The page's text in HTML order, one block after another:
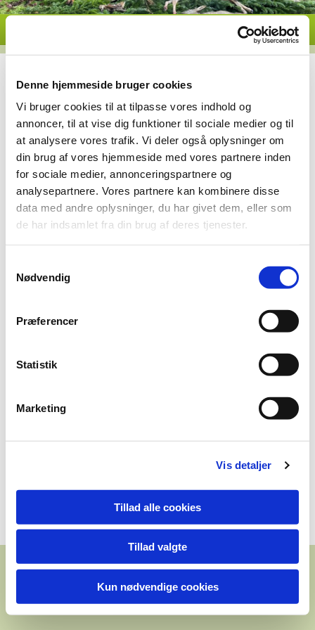
Denne hjemmeside bruger cookies
Vi bruger cookies til at tilpasse vores indhold og
annoncer, til at vise dig funktioner til sociale medier og til
at analysere vores trafik. Vi deler også oplysninger om
din brug af vores hjemmeside med vores partnere inden
for sociale medier, annonceringspartnere og
analysepartnere. Vores partnere kan kombinere disse
data med andre oplysninger, du har givet dem, eller som
de har indsamlet fra din brug af deres tjenester.
Nødvendig
Præferencer
Statistik
Marketing
Vis detaljer
Tillad alle cookies
Tillad valgte
Kun nødvendige cookies
Kanin serie 8x1 duer
Kanin serie
Kanin konge
Rasmus Andersen - 8 træf
Emil Andersen - 8 træf
Rasmus Andersen
Rasmus Andersen
Emil Andersen